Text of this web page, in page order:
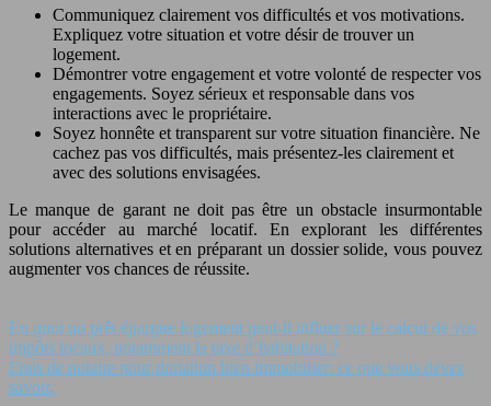
Communiquez clairement vos difficultés et vos motivations.
Expliquez votre situation et votre désir de trouver un
logement.
Démontrer votre engagement et votre volonté de respecter vos
engagements. Soyez sérieux et responsable dans vos
interactions avec le propriétaire.
Soyez honnête et transparent sur votre situation financière. Ne
cachez pas vos difficultés, mais présentez-les clairement et
avec des solutions envisagées.
Le manque de garant ne doit pas être un obstacle insurmontable
pour accéder au marché locatif. En explorant les différentes
solutions alternatives et en préparant un dossier solide, vous pouvez
augmenter vos chances de réussite.
En quoi un prêt épargne logement peut‑il influer sur le calcul de vos
impôts locaux, notamment la taxe d’habitation ?
Frais de notaire pour donation bien immobilier: ce que vous devez
savoir.